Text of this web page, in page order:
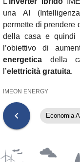
una AI
permette di prendere
della casa e quindi
l’obiettivo di
energetica della
l’elettricità gratuita.
IMEON ENERGY
chevron_left Economia